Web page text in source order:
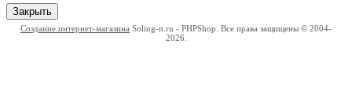
Закрыть
Создание интернет-магазина Soling-n.ru - PHPShop. Все права защищены © 2004-
2026.